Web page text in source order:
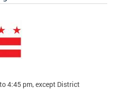
4:45 pm, except District